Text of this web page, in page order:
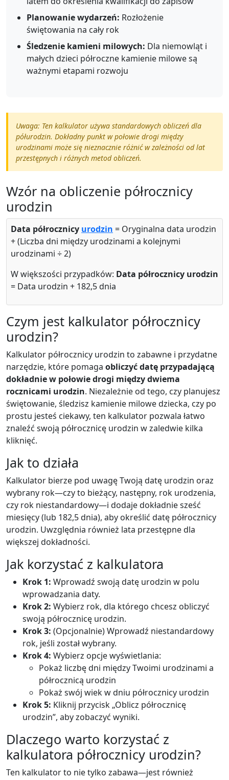
Planowanie wydarzeń: Rozłożenie
świętowania na cały rok
Śledzenie kamieni milowych: Dla niemowląt i
małych dzieci półroczne kamienie milowe są
ważnymi etapami rozwoju
Uwaga: Ten kalkulator używa standardowych obliczeń dla
półurodzin. Dokładny punkt w połowie drogi między
urodzinami może się nieznacznie różnić w zależności od lat
przestępnych i różnych metod obliczeń.
Wzór na obliczenie półrocznicy
urodzin
Data półrocznicy urodzin = Oryginalna data urodzin
+ (Liczba dni między urodzinami a kolejnymi
urodzinami ÷ 2)
W większości przypadków: Data półrocznicy urodzin
= Data urodzin + 182,5 dnia
Czym jest kalkulator półrocznicy
urodzin?
Kalkulator półrocznicy urodzin to zabawne i przydatne
narzędzie, które pomaga obliczyć datę przypadającą
dokładnie w połowie drogi między dwiema
rocznicami urodzin. Niezależnie od tego, czy planujesz
świętowanie, śledzisz kamienie milowe dziecka, czy po
prostu jesteś ciekawy, ten kalkulator pozwala łatwo
znaleźć swoją półrocznicę urodzin w zaledwie kilka
kliknięć.
Jak to działa
Kalkulator bierze pod uwagę Twoją datę urodzin oraz
wybrany rok—czy to bieżący, następny, rok urodzenia,
czy rok niestandardowy—i dodaje dokładnie sześć
miesięcy (lub 182,5 dnia), aby określić datę półrocznicy
urodzin. Uwzględnia również lata przestępne dla
większej dokładności.
Jak korzystać z kalkulatora
Krok 1: Wprowadź swoją datę urodzin w polu
wprowadzania daty.
Krok 2: Wybierz rok, dla którego chcesz obliczyć
swoją półrocznicę urodzin.
Krok 3: (Opcjonalnie) Wprowadź niestandardowy
rok, jeśli został wybrany.
Krok 4: Wybierz opcje wyświetlania:
Pokaż liczbę dni między Twoimi urodzinami a
półrocznicą urodzin
Pokaż swój wiek w dniu półrocznicy urodzin
Krok 5: Kliknij przycisk „Oblicz półrocznicę
urodzin”, aby zobaczyć wyniki.
Dlaczego warto korzystać z
kalkulatora półrocznicy urodzin?
Ten kalkulator to nie tylko zabawa—jest również